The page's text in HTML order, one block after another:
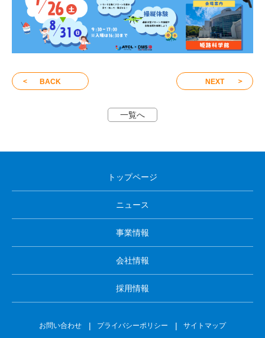
BACK
＜ NEXT ＞
一覧へ
トップページ
ニュース
事業情報
会社情報
採用情報
お問い合わせ プライバシーポリシー サイトマップ